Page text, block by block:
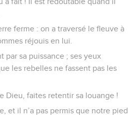
ferme : on a traversé le fleuve à
réjouis en lui.
par sa puissance ; ses yeux
les rebelles ne fassent pas les
Dieu, faites retentir sa louange !
et il n’a pas permis que notre pied